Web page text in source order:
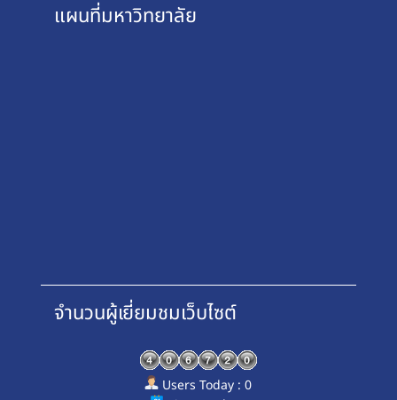
แผนที่มหาวิทยาลัย
จำนวนผู้เยี่ยมชมเว็บไซต์
Users Today : 0